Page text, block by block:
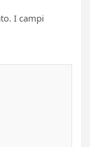
I campi